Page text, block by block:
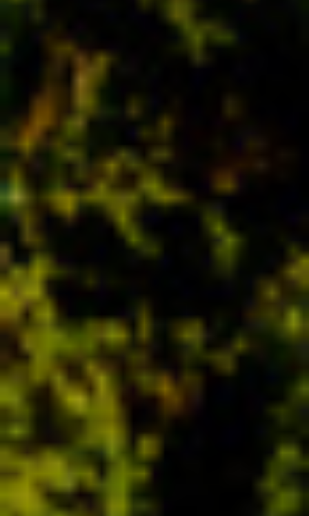
Por Industria